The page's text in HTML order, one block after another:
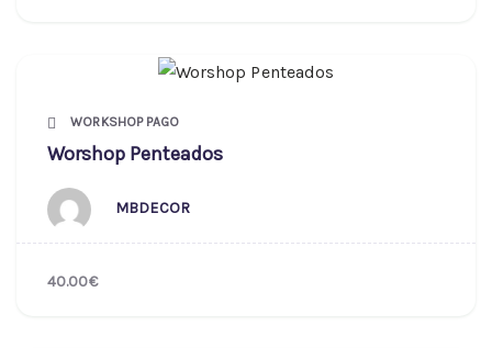
WORKSHOP PAGO
Worshop Penteados
MBDECOR
40.00€